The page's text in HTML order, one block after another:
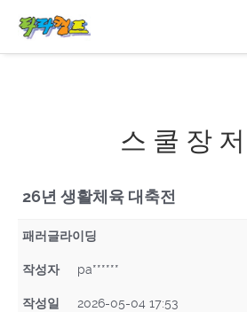
스 쿨 장
26년 생활체육 대축전
패러글라이딩
작성자 pa******
작성일 2026-05-04 17:53